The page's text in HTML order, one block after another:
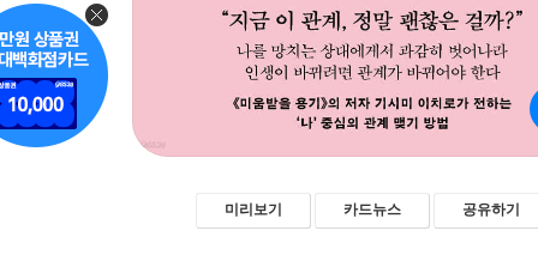
미리보기 카드뉴스 공유하기